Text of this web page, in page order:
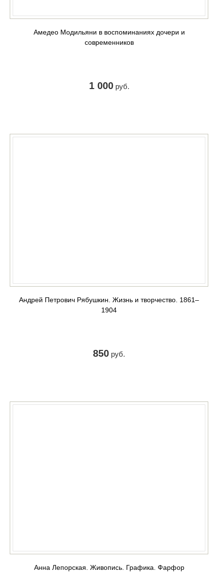
Амедео Модильяни в воспоминаниях дочери и
современников
1 000руб.
Андрей Петрович Рябушкин. Жизнь и творчество. 1861‒
1904
850 руб.
Анна Лепорская. Живопись. Графика. Фарфор